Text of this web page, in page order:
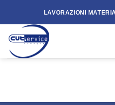
content
LAVORAZIONI